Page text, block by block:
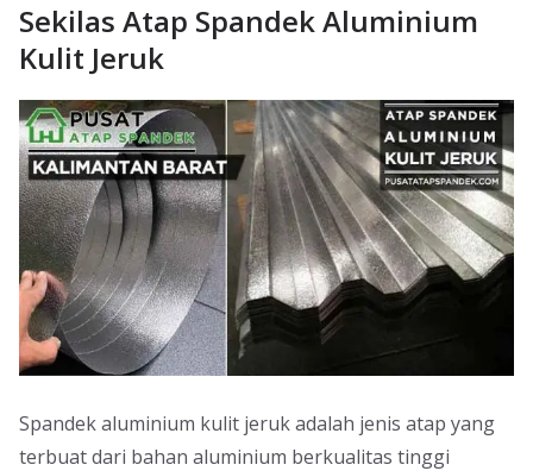
Sekilas Atap Spandek Aluminium
Kulit Jeruk
Spandek aluminium kulit jeruk adalah jenis atap yang
terbuat dari bahan aluminium berkualitas tinggi